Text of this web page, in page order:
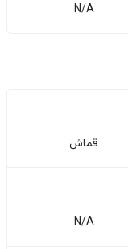
N/A
قماش
N/A